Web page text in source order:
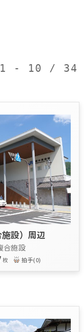
1 - 10 / 34
設）周辺
合施設
枚 拍手(0)